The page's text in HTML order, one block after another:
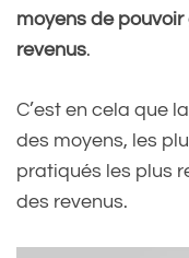
moyens de
revenus.
C’est en cela que
des moyens, les
pratiqués les plus
des revenus.